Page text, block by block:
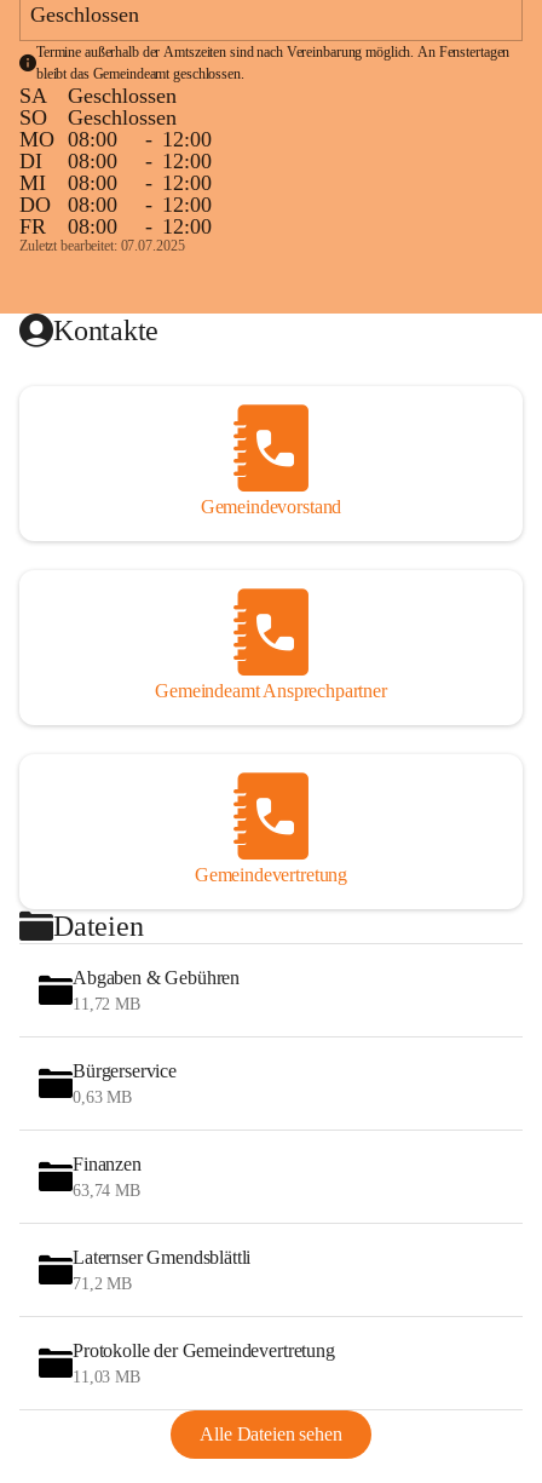
Geschlossen
Termine außerhalb der Amtszeiten sind nach Vereinbarung möglich. An Fenstertagen
bleibt das Gemeindeamt geschlossen.
SA
Geschlossen
SO
Geschlossen
MO 08:00 - 12:00
DI
08:00 - 12:00
MI
08:00 - 12:00
DO
08:00 - 12:00
FR
08:00 - 12:00
Zuletzt bearbeitet: 07.07.2025
Kontakte
Gemeindevorstand
Gemeindeamt Ansprechpartner
Gemeindevertretung
Dateien
Abgaben & Gebühren
11,72 MB
Bürgerservice
0,63 MB
Finanzen
63,74 MB
Laternser Gmendsblättli
71,2 MB
Protokolle der Gemeindevertretung
11,03 MB
Alle Dateien sehen